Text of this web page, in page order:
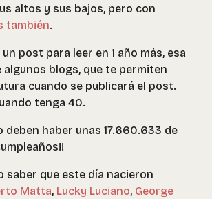
altos y sus bajos, pero con
también.
post para leer en 1 año más, esa
algunos blogs, que te permiten
cuando se publicará el post.
tenga 40.
deben haber unas 17.660.633 de
saber que este día nacieron
Matta, Lucky Luciano, George